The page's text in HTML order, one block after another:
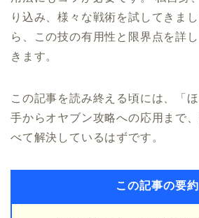
り込み、様々な戦術を試してきま
ら、この技の有用性と限界点を詳
きます。
この記事を読み終える頃には、「
手からオヤブン攻略への応用まで
べて解決しているはずです。
この記事の要約